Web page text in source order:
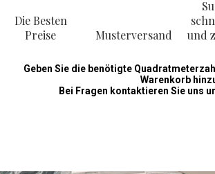
Die Besten
Preise
Musterversand
und
Geben Sie die benötigte
Warenkorb
Bei Fragen kontaktieren Sie uns